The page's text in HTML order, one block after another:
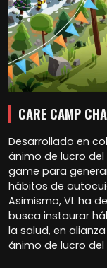
CARE CAMP
Desarrollado en
ánimo de lucro
game para
hábitos de
Asimismo, VL ha
busca instaurar
la salud, en
ánimo de lucro